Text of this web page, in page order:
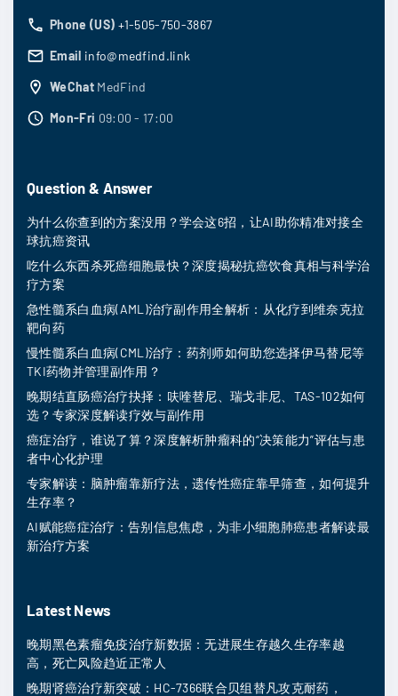
Phone (US) +1-505-750-3867
Email info@medfind.link
WeChat MedFind
Mon-Fri 09:00 - 17:00
Question & Answer
为什么你查到的方案没用？学会这6招，让AI助你精准对接全
球抗癌资讯
吃什么东西杀死癌细胞最快？深度揭秘抗癌饮食真相与科学治
疗方案
急性髓系白血病(AML)治疗副作用全解析：从化疗到维奈克拉
靶向药
慢性髓系白血病(CML)治疗：药剂师如何助您选择伊马替尼等
TKI药物并管理副作用？
晚期结直肠癌治疗抉择：呋喹替尼、瑞戈非尼、TAS-102如何
选？专家深度解读疗效与副作用
癌症治疗，谁说了算？深度解析肿瘤科的“决策能力”评估与患
者中心化护理
专家解读：脑肿瘤靠新疗法，遗传性癌症靠早筛查，如何提升
生存率？
AI赋能癌症治疗：告别信息焦虑，为非小细胞肺癌患者解读最
新治疗方案
Latest News
晚期黑色素瘤免疫治疗新数据：无进展生存越久生存率越
高，死亡风险趋近正常人
晚期肾癌治疗新突破：HC-7366联合贝组替凡攻克耐药，